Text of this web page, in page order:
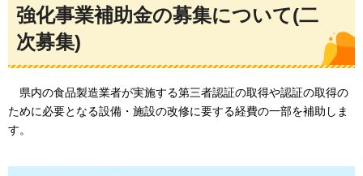
強化事業補助金の募集について(二
次募集)
県内の食品製造業者が実施する第三者認証の取得や認証の取得の
ために必要となる設備・施設の改修に要する経費の一部を補助しま
す。